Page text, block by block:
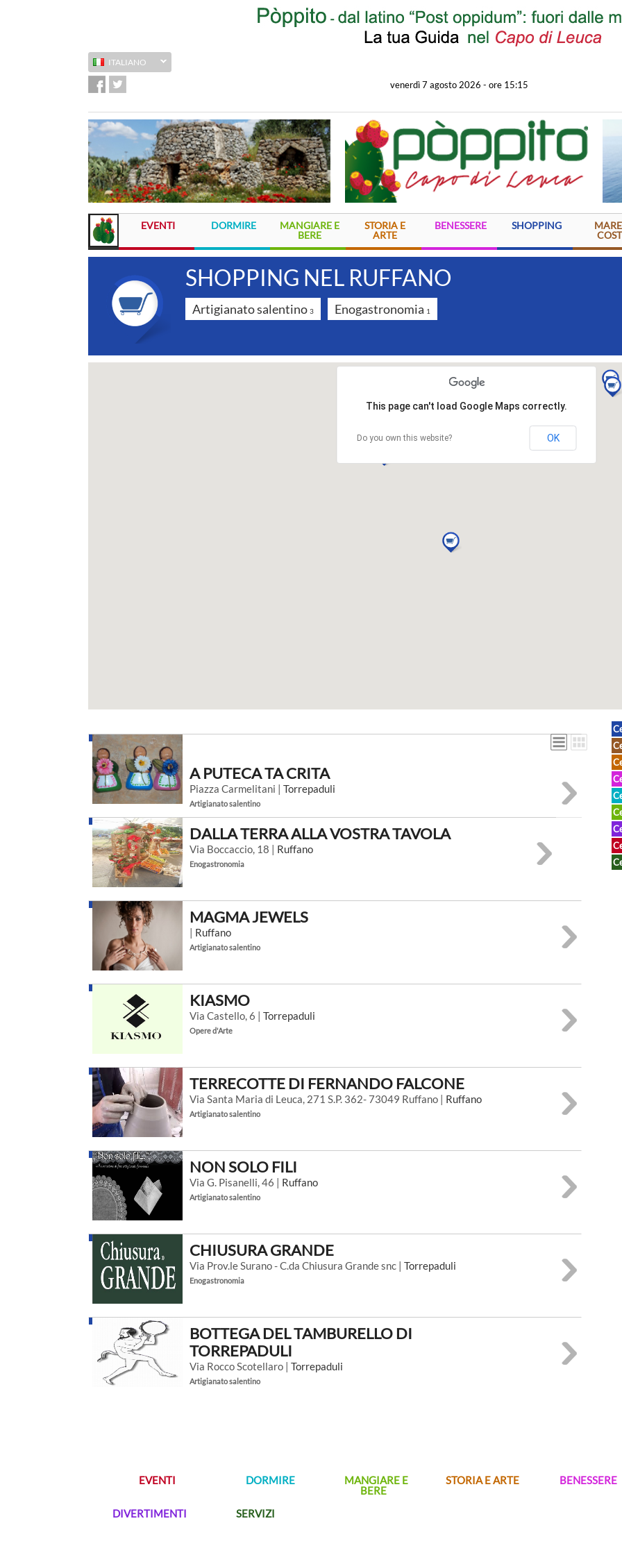
ITALIANO
venerdì 7 agosto 2026 - ore 15:15
EVENTI DORMIRE
MANGIARE E
BERE
STORIA E
ARTE
BENESSERE SHOPPING
SHOPPING NEL RUFFANO
Artigianato salentino 3 Enogastronomia 1
This page can't load Google Maps correctly.
Do you own this website? OK
A PUTECA TA CRITA
Piazza Carmelitani | Torrepaduli
Artigianato salentino
DALLA TERRA ALLA VOSTRA TAVOLA
Via Boccaccio, 18 | Ruffano
Enogastronomia
MAGMA JEWELS
| Ruffano
Artigianato salentino
KIASMO
Via Castello, 6 | Torrepaduli
Opere d'Arte
TERRECOTTE DI FERNANDO FALCONE
Via Santa Maria di Leuca, 271 S.P. 362- 73049 Ruffano | Ruffano
Artigianato salentino
NON SOLO FILI
Via G. Pisanelli, 46 | Ruffano
Artigianato salentino
CHIUSURA GRANDE
Via Prov.le Surano - C.da Chiusura Grande snc | Torrepaduli
Enogastronomia
BOTTEGA DEL TAMBURELLO DI
TORREPADULI
Via Rocco Scotellaro | Torrepaduli
Artigianato salentino
EVENTI DORMIRE
MANGIARE E
BERE
STORIA E ARTE BENESSERE
DIVERTIMENTI SERVIZI